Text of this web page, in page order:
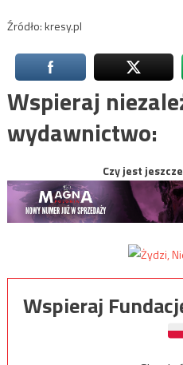
Źródło: kresy.pl
Wspieraj
wydawnictwo:
Czy jest
Wspieraj